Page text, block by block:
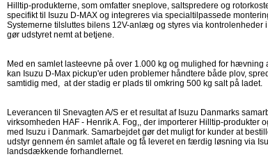
Hilltip-produkterne, som omfatter sneplove, saltspredere og
specifikt til Isuzu D-MAX og integreres via specialtilpassede
Systemerne tilsluttes bilens 12V-anlæg og styres via kontrolenheder
gør udstyret nemt at betjene.
Med en samlet lasteevne på over 1.000 kg og mulighed for hævning
kan Isuzu D-Max pickup'er uden problemer håndtere både plov,
samtidig med, at der stadig er plads til omkring 500 kg salt på ladet.
Leverancen til Snevagten A/S er et resultat af Isuzu Danmarks
virksomheden HAF - Henrik A. Fog,, der importerer Hilltip-produkter
med Isuzu i Danmark. Samarbejdet gør det muligt for kunder at
udstyr gennem én samlet aftale og få leveret en færdig løsning via
landsdækkende forhandlernet.